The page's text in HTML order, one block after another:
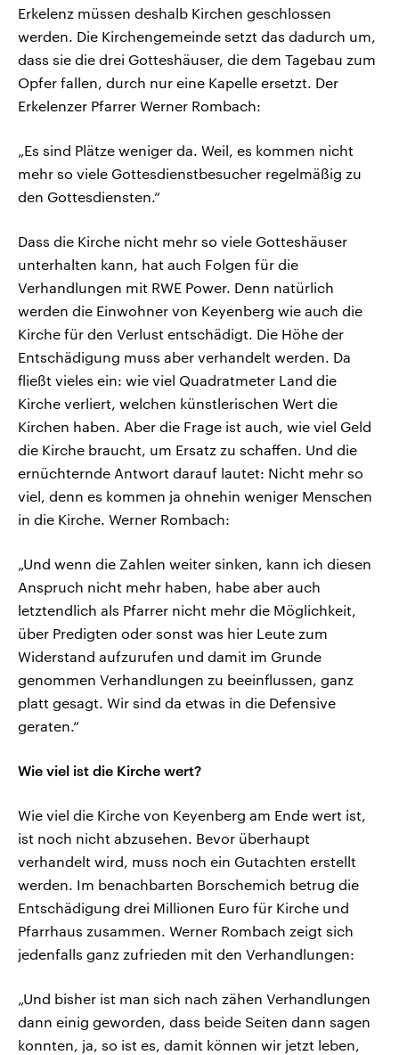
Erkelenz müssen deshalb Kirchen geschlossen
werden. Die Kirchengemeinde setzt das dadurch um,
dass sie die drei Gotteshäuser, die dem Tagebau zum
Opfer fallen, durch nur eine Kapelle ersetzt. Der
Erkelenzer Pfarrer Werner Rombach:
„Es sind Plätze weniger da. Weil, es kommen nicht
mehr so viele Gottesdienstbesucher regelmäßig zu
den Gottesdiensten.“
Dass die Kirche nicht mehr so viele Gotteshäuser
unterhalten kann, hat auch Folgen für die
Verhandlungen mit RWE Power. Denn natürlich
werden die Einwohner von Keyenberg wie auch die
Kirche für den Verlust entschädigt. Die Höhe der
Entschädigung muss aber verhandelt werden. Da
fließt vieles ein: wie viel Quadratmeter Land die
Kirche verliert, welchen künstlerischen Wert die
Kirchen haben. Aber die Frage ist auch, wie viel Geld
die Kirche braucht, um Ersatz zu schaffen. Und die
ernüchternde Antwort darauf lautet: Nicht mehr so
viel, denn es kommen ja ohnehin weniger Menschen
in die Kirche. Werner Rombach:
„Und wenn die Zahlen weiter sinken, kann ich diesen
Anspruch nicht mehr haben, habe aber auch
letztendlich als Pfarrer nicht mehr die Möglichkeit,
über Predigten oder sonst was hier Leute zum
Widerstand aufzurufen und damit im Grunde
genommen Verhandlungen zu beeinflussen, ganz
platt gesagt. Wir sind da etwas in die Defensive
geraten.“
Wie viel ist die Kirche wert?
Wie viel die Kirche von Keyenberg am Ende wert ist,
ist noch nicht abzusehen. Bevor überhaupt
verhandelt wird, muss noch ein Gutachten erstellt
werden. Im benachbarten Borschemich betrug die
Entschädigung drei Millionen Euro für Kirche und
Pfarrhaus zusammen. Werner Rombach zeigt sich
jedenfalls ganz zufrieden mit den Verhandlungen:
„Und bisher ist man sich nach zähen Verhandlungen
dann einig geworden, dass beide Seiten dann sagen
konnten, ja, so ist es, damit können wir jetzt leben,